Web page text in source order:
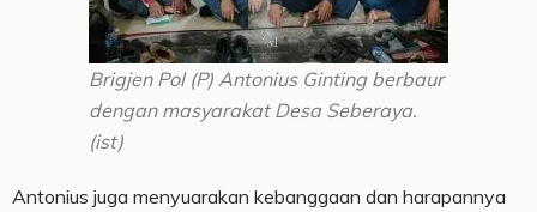
Brigjen Pol (P) Antonius Ginting berbaur
dengan masyarakat Desa Seberaya.
(ist)
Antonius juga menyuarakan kebanggaan dan harapannya